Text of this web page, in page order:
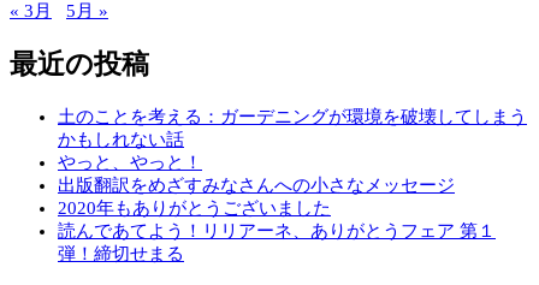
« 3月
5月 »
最近の投稿
土のことを考える：ガーデニングが環境を破壊してしまう
かもしれない話
やっと、やっと！
出版翻訳をめざすみなさんへの小さなメッセージ
2020年もありがとうございました
読んであてよう！リリアーネ、ありがとうフェア 第１
弾！締切せまる